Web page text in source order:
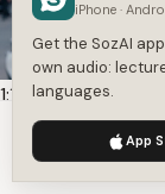
1:11:18
مفصلية في مسي… —
Transcript
9,081
1
We use cookies to
iPhone ·
Get the SozAI
own audio:
languages.
App